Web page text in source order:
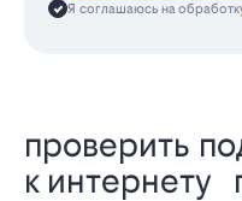
Я соглашаюсь на
проверить
к интернету